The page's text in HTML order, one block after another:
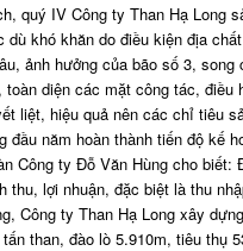
quý IV Công ty Than Hạ Long
dù khó khăn do điều kiện địa
ảnh hưởng của bão số 3, song
toàn diện các mặt công tác, điều
liệt, hiệu quả nên các chỉ tiêu
đầu năm hoàn thành tiến độ kế
Công ty Đỗ Văn Hùng cho biết:
thu, lợi nhuận, đặc biệt là thu
Công ty Than Hạ Long xây
than, đào lò 5.910m, tiêu thụ